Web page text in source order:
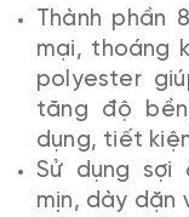
Thành phần
mại, thoáng
polyester
tăng độ
dụng, tiết
Sử dụng sợi
mịn, dày dặn